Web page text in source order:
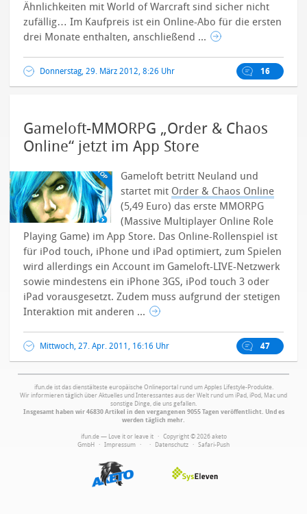
Ähnlichkeiten mit World of Warcraft sind sicher nicht
zufällig… Im Kaufpreis ist ein Online-Abo für die ersten
drei Monate enthalten, anschließend ...
Donnerstag, 29. März 2012, 8:26 Uhr 16
Gameloft-MMORPG „Order & Chaos
Online“ jetzt im App Store
Gameloft betritt Neuland und
startet mit Order & Chaos Online
(5,49 Euro) das erste MMORPG
(Massive Multiplayer Online Role
Playing Game) im App Store. Das Online-Rollenspiel ist
für iPod touch, iPhone und iPad optimiert, zum Spielen
wird allerdings ein Account im Gameloft-LIVE-Netzwerk
sowie mindestens ein iPhone 3GS, iPod touch 3 oder
iPad vorausgesetzt. Zudem muss aufgrund der stetigen
Interaktion mit anderen ...
Mittwoch, 27. Apr. 2011, 16:16 Uhr 47
ifun.de ist das dienstälteste europäische Onlineportal rund um Apples Lifestyle-Produkte.
Wir informieren täglich über Aktuelles und Interessantes aus der Welt rund um iPad, iPod, Mac und
sonstige Dinge, die uns gefallen.
Insgesamt haben wir 46830 Artikel in den vergangenen 9055 Tagen veröffentlicht. Und es
werden täglich mehr.
ifun.de — Love it or leave it · Copyright © 2026 aketo
GmbH · Impressum · · Datenschutz · Safari-Push